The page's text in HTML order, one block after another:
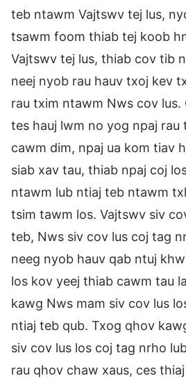
teb ntawm Vajtswv tej lus,
tsawm foom thiab tej koob
Vajtswv tej lus, thiab cov tib
neej nyob rau hauv txoj kev
rau txim ntawm Nws cov lus.
tes hauj lwm no yog npaj rau
cawm dim, npaj ua kom tiav
siab xav tau, thiab npaj coj
ntawm lub ntiaj teb ntawm
tsim tawm los. Vajtswv siv
teb, Nws siv cov lus coj tag
neeg nyob hauv qab ntuj
los kov yeej thiab cawm tau
kawg Nws mam siv cov lus
ntiaj teb qub. Txog qhov
siv cov lus los coj tag nrho
rau qhov chaw xaus, ces